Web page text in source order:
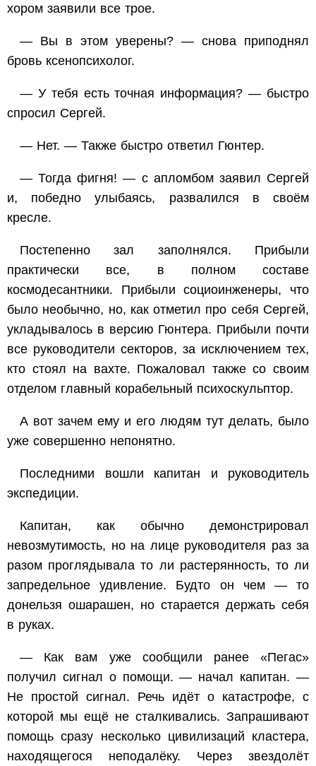
хором заявили все трое.
— Вы в этом уверены? — снова приподнял
бровь ксенопсихолог.
— У тебя есть точная информация? — быстро
спросил Сергей.
— Нет. — Также быстро ответил Гюнтер.
— Тогда фигня! — с апломбом заявил Сергей
и, победно улыбаясь, развалился в своём
кресле.
Постепенно зал заполнялся. Прибыли
практически все, в полном составе
космодесантники. Прибыли социоинженеры, что
было необычно, но, как отметил про себя Сергей,
укладывалось в версию Гюнтера. Прибыли почти
все руководители секторов, за исключением тех,
кто стоял на вахте. Пожаловал также со своим
отделом главный корабельный психоскульптор.
А вот зачем ему и его людям тут делать, было
уже совершенно непонятно.
Последними вошли капитан и руководитель
экспедиции.
Капитан, как обычно демонстрировал
невозмутимость, но на лице руководителя раз за
разом проглядывала то ли растерянность, то ли
запредельное удивление. Будто он чем — то
донельзя ошарашен, но старается держать себя
в руках.
— Как вам уже сообщили ранее «Пегас»
получил сигнал о помощи. — начал капитан. —
Не простой сигнал. Речь идёт о катастрофе, с
которой мы ещё не сталкивались. Запрашивают
помощь сразу несколько цивилизаций кластера,
находящегося неподалёку. Через звездолёт